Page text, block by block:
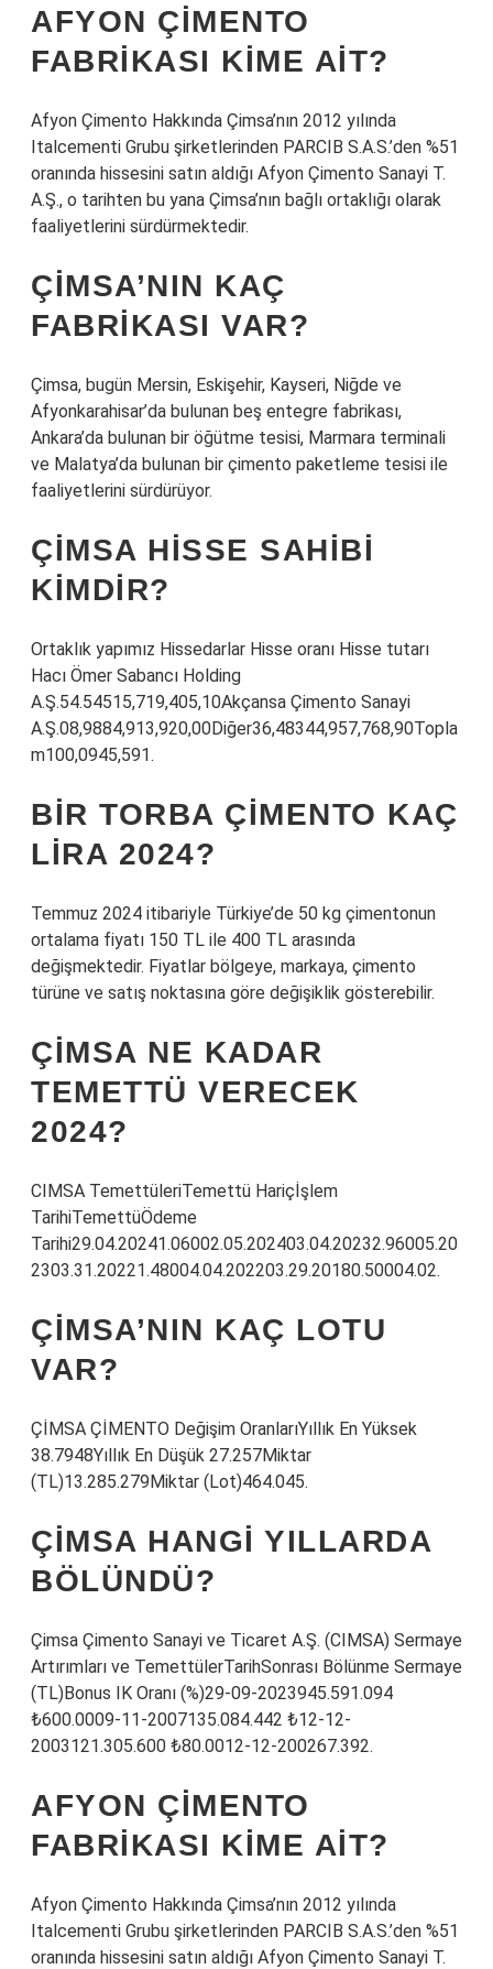
AFYON ÇIMENTO
FABRIKASI KIME AIT?
Afyon Çimento Hakkında Çimsa’nın 2012 yılında
Italcementi Grubu şirketlerinden PARCIB S.A.S.’den %51
oranında hissesini satın aldığı Afyon Çimento Sanayi T.
A.Ş., o tarihten bu yana Çimsa’nın bağlı ortaklığı olarak
faaliyetlerini sürdürmektedir.
ÇIMSA’NIN KAÇ
FABRIKASI VAR?
Çimsa, bugün Mersin, Eskişehir, Kayseri, Niğde ve
Afyonkarahisar’da bulunan beş entegre fabrikası,
Ankara’da bulunan bir öğütme tesisi, Marmara terminali
ve Malatya’da bulunan bir çimento paketleme tesisi ile
faaliyetlerini sürdürüyor.
ÇIMSA HISSE SAHIBI
KIMDIR?
Ortaklık yapımız Hissedarlar Hisse oranı Hisse tutarı
Hacı Ömer Sabancı Holding
A.Ş.54.54515,719,405,10Akçansa Çimento Sanayi
A.Ş.08,9884,913,920,00Diğer36,48344,957,768,90Topla
m100,0945,591.
BIR TORBA ÇIMENTO KAÇ
LIRA 2024?
Temmuz 2024 itibariyle Türkiye’de 50 kg çimentonun
ortalama fiyatı 150 TL ile 400 TL arasında
değişmektedir. Fiyatlar bölgeye, markaya, çimento
türüne ve satış noktasına göre değişiklik gösterebilir.
ÇIMSA NE KADAR
TEMETTÜ VERECEK
2024?
CIMSA TemettüleriTemettü Hariçİşlem
TarihiTemettüÖdeme
Tarihi29.04.20241.06002.05.202403.04.20232.96005.20
2303.31.20221.48004.04.202203.29.20180.50004.02.
ÇIMSA’NIN KAÇ LOTU
VAR?
ÇİMSA ÇİMENTO Değişim OranlarıYıllık En Yüksek
38.7948Yıllık En Düşük 27.257Miktar
(TL)13.285.279Miktar (Lot)464.045.
ÇIMSA HANGI YILLARDA
BÖLÜNDÜ?
Çimsa Çimento Sanayi ve Ticaret A.Ş. (CIMSA) Sermaye
Artırımları ve TemettülerTarihSonrası Bölünme Sermaye
(TL)Bonus IK Oranı (%)29-09-2023945.591.094
₺600.0009-11-2007135.084.442 ₺12-12-
2003121.305.600 ₺80.0012-12-200267.392.
AFYON ÇIMENTO
FABRIKASI KIME AIT?
Afyon Çimento Hakkında Çimsa’nın 2012 yılında
Italcementi Grubu şirketlerinden PARCIB S.A.S.’den %51
oranında hissesini satın aldığı Afyon Çimento Sanayi T.